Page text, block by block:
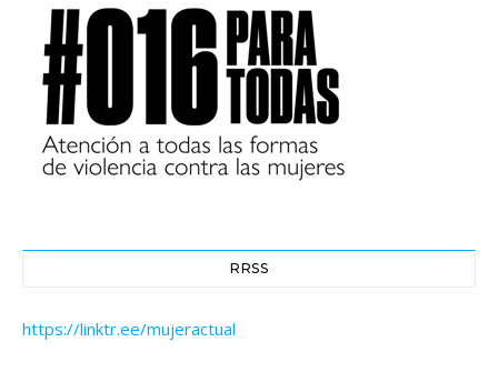
RRSS
https://linktr.ee/mujeractual